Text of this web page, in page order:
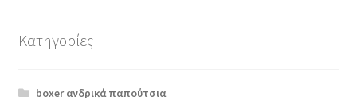
προϊόν
Κατηγορίες
boxer ανδρικά παπούτσια